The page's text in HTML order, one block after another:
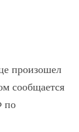
произошел
сообщается
по